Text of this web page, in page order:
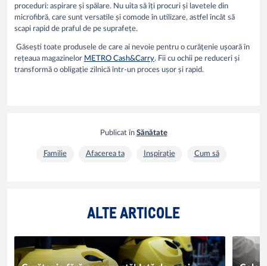
proceduri: aspirare și spălare. Nu uita să îți procuri și lavetele din
microfibră, care sunt versatile și comode în utilizare, astfel încât să
scapi rapid de praful de pe suprafețe.
Găsești toate produsele de care ai nevoie pentru o curățenie ușoară în
rețeaua magazinelor METRO Cash&Carry. Fii cu ochii pe reduceri și
transformă o obligație zilnică într-un proces ușor și rapid.
Publicat în Sănătate
Familie Afacerea ta Inspirație Cum să
ALTE ARTICOLE